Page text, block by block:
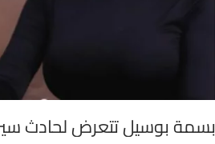
بسمة بوسيل تتعرض لحادث